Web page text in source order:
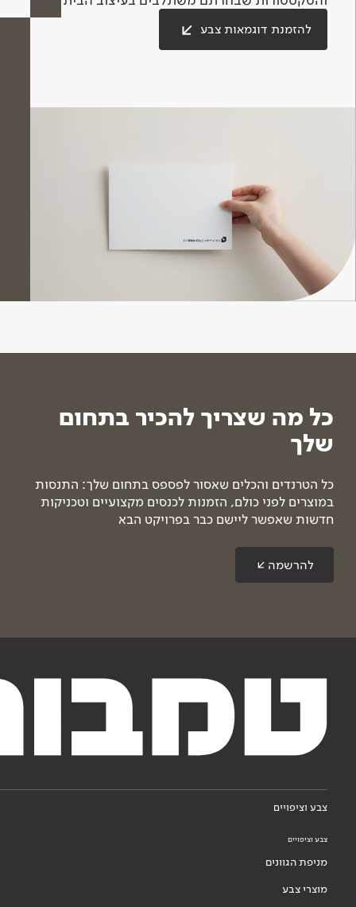
להזמנת דוגמאות צבע
כל מה שצריך להכיר בתחום
שלך
כל הטרנדים והכלים שאסור לפספס בתחום שלך: התנסות
במוצרים לפני כולם, הזמנות לכנסים מקצועיים וטכניקות
חדשות שאפשר ליישם כבר בפרויקט הבא
להרשמה
צבע וציפויים
צבע וציפויים
מניפת הגוונים
מוצרי צבע